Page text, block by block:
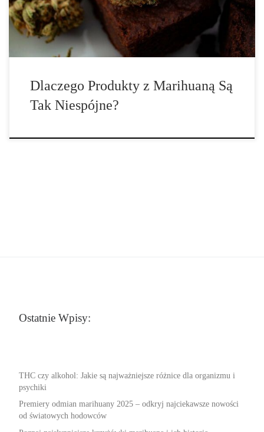
produktu. Wiele z tych niespójności […]
Dlaczego Produkty z Marihuaną Są
Tak Niespójne?
Ostatnie Wpisy:
THC czy alkohol: Jakie są najważniejsze różnice dla organizmu i
psychiki
Premiery odmian marihuany 2025 – odkryj najciekawsze nowości
od światowych hodowców